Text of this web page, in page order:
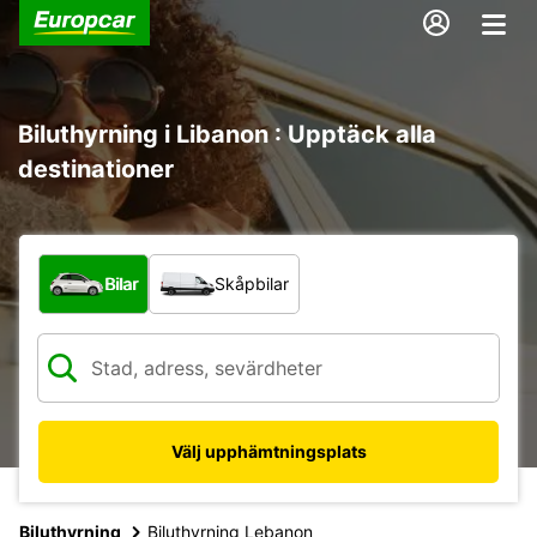
Biluthyrning i Libanon : Upptäck alla
destinationer
Vilken typ av fordon?
Bilar Skåpbilar
Välj upphämtningsplats
Biluthyrning Biluthyrning Lebanon